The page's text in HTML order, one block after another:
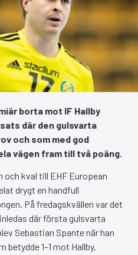
borta mot IF Hallby
där den gulsvarta
och som med god
vägen fram till två poäng.
och kval till EHF European
drygt en handfull
På fredagskvällen var det
där första gulsvarta
Sebastian Spante när han
1–1 mot Hallby.